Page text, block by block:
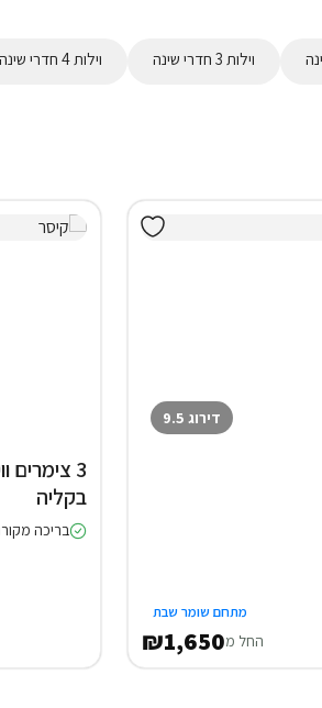
וילות 3 חדרי שינה וילות 4 חדרי שינה
דירוג 9.5
מתחם שומר שבת
החל מ₪1,650
בקליה
בריכה